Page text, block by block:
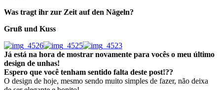
Was tragt ihr zur Zeit auf den Nägeln?
Gruß und Kuss
Já está na hora de mostrar novamente para vocês o meu último
design de unhas!
Espero que você tenham sentido falta deste post!??
O design de hoje, mesmo sendo muito simples de fazer, não deixa